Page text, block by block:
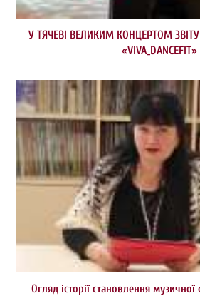
У ТЯЧЕВІ ВЕЛИКИМ КОНЦЕРТОМ
«VIVA_DANCEFIT»
Огляд історії становлення